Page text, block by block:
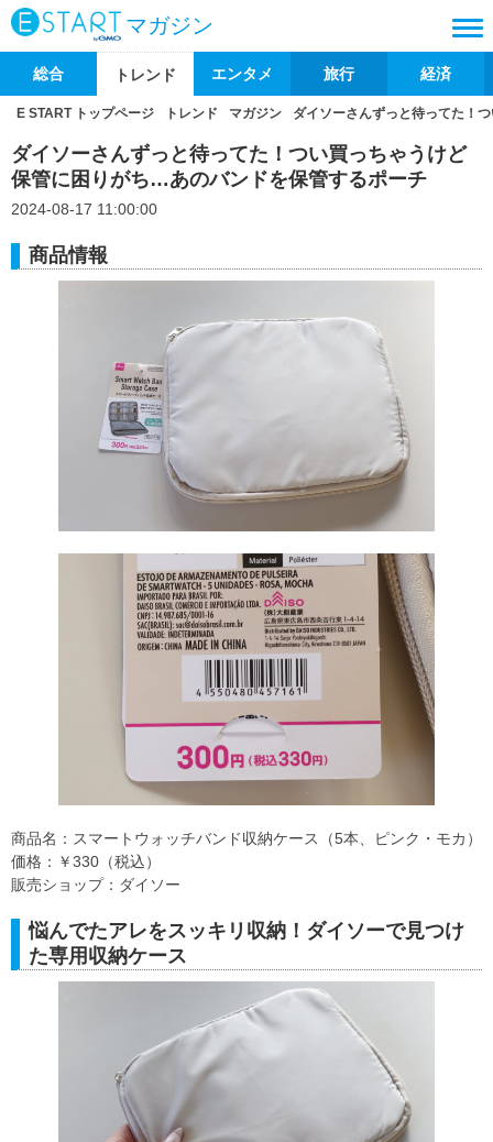
マガジン
総合 トレンド エンタメ 旅行 経済
E START トップページ トレンド マガジン ダイソーさんずっと待ってた！
ダイソーさんずっと待ってた！つい買っちゃうけど
保管に困りがち…あのバンドを保管するポーチ
2024-08-17 11:00:00
商品情報
商品名：スマートウォッチバンド収納ケース（5本、ピンク・モカ）
価格：￥330（税込）
販売ショップ：ダイソー
悩んでたアレをスッキリ収納！ダイソーで見つけ
た専用収納ケース